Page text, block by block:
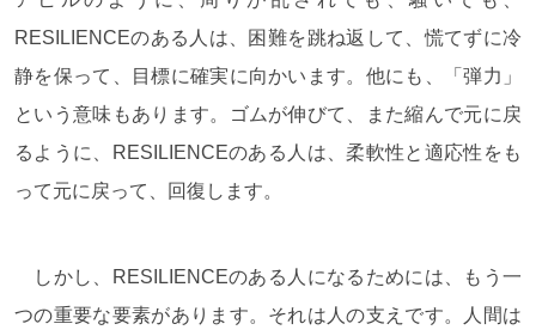
RESILIENCEのある人は、困難を跳ね返して、慌てずに冷
静を保って、目標に確実に向かいます。他にも、「弾力」
という意味もあります。ゴムが伸びて、また縮んで元に戻
るように、RESILIENCEのある人は、柔軟性と適応性をも
って元に戻って、回復します。
しかし、RESILIENCEのある人になるためには、もう一
つの重要な要素があります。それは人の支えです。人間は